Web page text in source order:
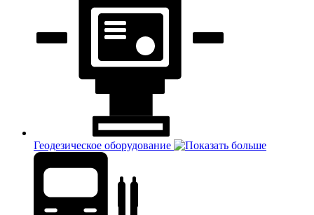
Геодезическое оборудование